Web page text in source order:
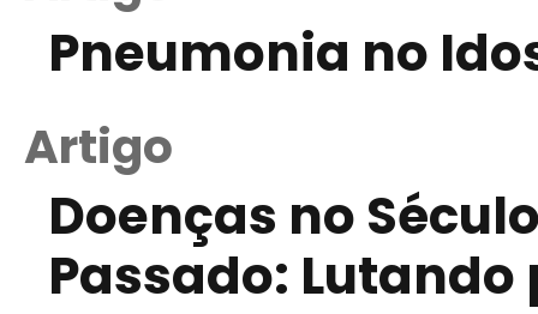
Pneumonia no
Artigo
Doenças no
Passado: